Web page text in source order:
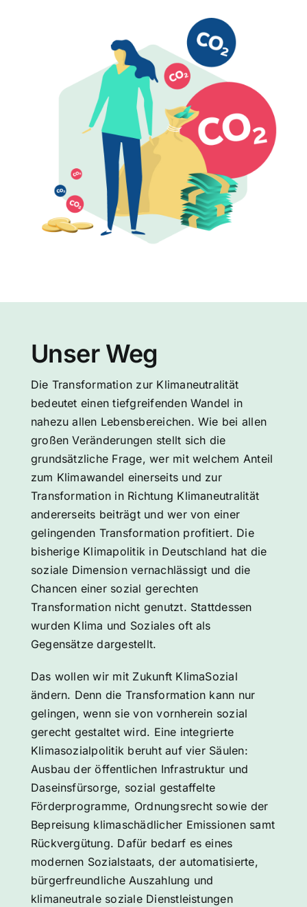
Unser Weg
Die Transformation zur Klimaneutralität
bedeutet einen tiefgreifenden Wandel in
nahezu allen Lebensbereichen. Wie bei allen
großen Veränderungen stellt sich die
grundsätzliche Frage, wer mit welchem Anteil
zum Klimawandel einerseits und zur
Transformation in Richtung Klimaneutralität
andererseits beiträgt und wer von einer
gelingenden Transformation profitiert. Die
bisherige Klimapolitik in Deutschland hat die
soziale Dimension vernachlässigt und die
Chancen einer sozial gerechten
Transformation nicht genutzt. Stattdessen
wurden Klima und Soziales oft als
Gegensätze dargestellt.
Das wollen wir mit Zukunft KlimaSozial
ändern. Denn die Transformation kann nur
gelingen, wenn sie von vornherein sozial
gerecht gestaltet wird. Eine integrierte
Klimasozialpolitik beruht auf vier Säulen:
Ausbau der öffentlichen Infrastruktur und
Daseinsfürsorge, sozial gestaffelte
Förderprogramme, Ordnungsrecht sowie der
Bepreisung klimaschädlicher Emissionen samt
Rückvergütung. Dafür bedarf es eines
modernen Sozialstaats, der automatisierte,
bürgerfreundliche Auszahlung und
klimaneutrale soziale Dienstleistungen